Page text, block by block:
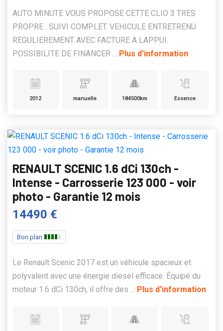
AUTO MINUTE VOUS PROPOSE CETTE CLIO 3 TRES
PROPRE . SUIVI COMPLET. VEHICULE ENTRETRENU
REGULIEREMENT AVEC FACTURE A LAPPUI.
POSSIBILITE DE FINANCER ... Plus d'information
2012 manuelle 184500km Essence
RENAULT SCENIC 1.6 dCi 130ch -
Intense - Carrosserie 123 000 - voir
photo - Garantie 12 mois
14490 €
Bon plan
Le Renault Scenic 2017 est un véhicule spacieux et
polyvalent avec une énergie diesel efficace. Équipé du
moteur 1.6 dCi 130ch, il offre des ... Plus d'information